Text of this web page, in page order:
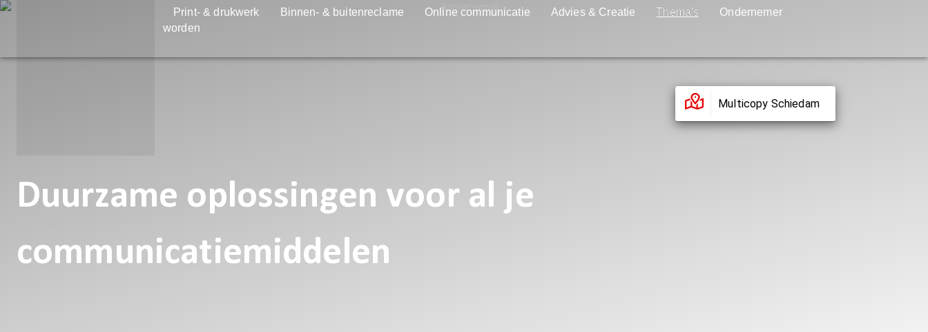
Print- & drukwerk Binnen- & buitenreclame Online communicatie Advies & Creatie Thema's
Ondernemer
worden
Multicopy Schiedam
Duurzame oplossingen voor al je
communicatiemiddelen